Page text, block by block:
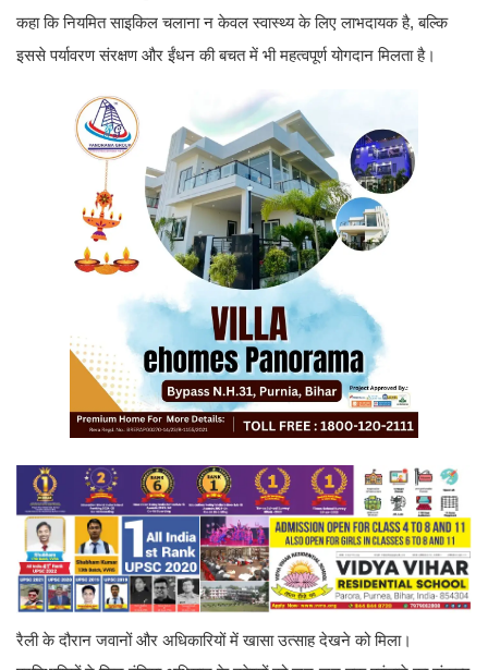
कहा कि नियमित साइकिल चलाना न केवल स्वास्थ्य के लिए लाभदायक है, बल्कि
इससे पर्यावरण संरक्षण और ईंधन की बचत में भी महत्वपूर्ण योगदान मिलता है।
रैली के दौरान जवानों और अधिकारियों में खासा उत्साह देखने को मिला।